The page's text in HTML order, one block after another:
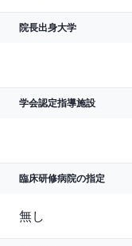
院長出身大学
学会認定指導施設
臨床研修病院の指定
無し